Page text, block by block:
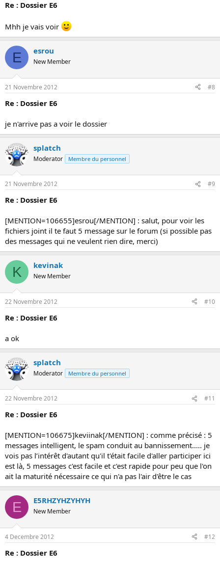
Re : Dossier E6
Mhh je vais voir
E esrou
New Member
21 Novembre 2012 #8
Re : Dossier E6
je n'arrive pas a voir le dossier
splatch
Moderator Membre du personnel
21 Novembre 2012 #9
Re : Dossier E6
[MENTION=106655]esrou[/MENTION] : salut, pour voir les
fichiers joint il te faut 5 message sur le forum (si possible pas
des messages qui ne veulent rien dire, merci)
K kevinak
New Member
22 Novembre 2012 #10
Re : Dossier E6
a ok
splatch
Moderator Membre du personnel
22 Novembre 2012 #11
Re : Dossier E6
[MENTION=106675]keviinak[/MENTION] : comme précisé : 5
messages intelligent, le spam conduit au bannissement..... je
vois pas l’intérêt d'autant qu'il t'était facile d'aller participer ici
est là, 5 messages c'est facile et c'est rapide pour peu que l'on
ait la maturité nécessaire ce qui n'a pas l'air d'être le cas
E E5RHZYHZYHYH
New Member
4 Decembre 2012 #12
Re : Dossier E6